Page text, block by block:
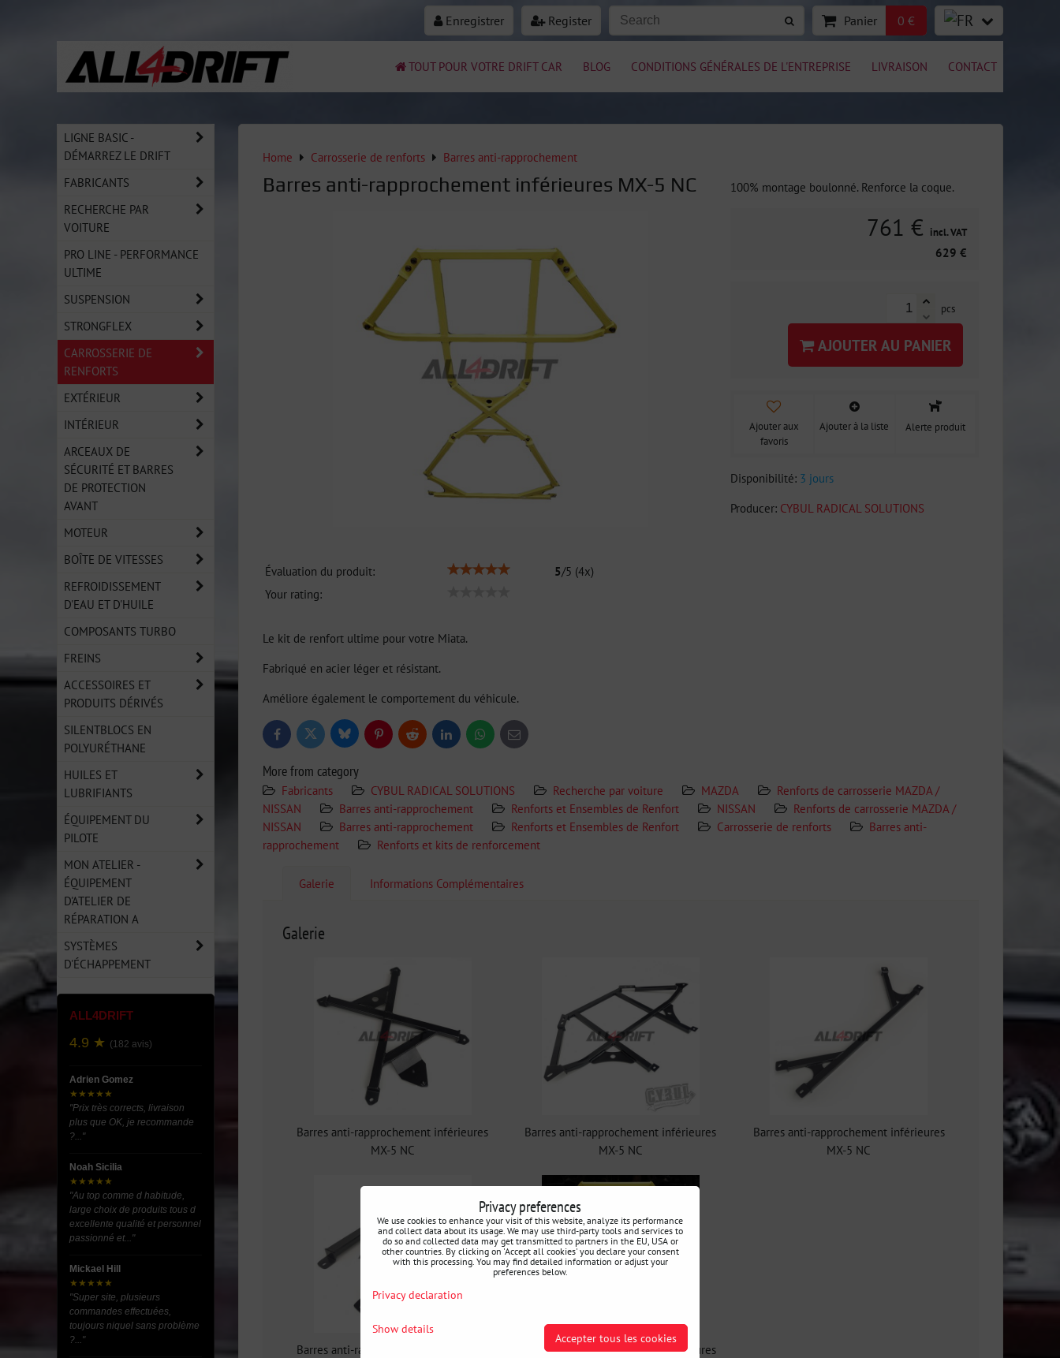
Enregistrer Register Panier 0 €
TOUT POUR VOTRE DRIFT CAR BLOG CONDITIONS GÉNÉRALES DE L'ENTREPRISE LIVRAISON CONTACT
Home Carrosserie de renforts Barres anti-rapprochement
Barres anti-rapprochement inférieures MX-5 NC
Évaluation du produit: 5/5 (4x)
Your rating:
100% montage boulonné. Renforce la coque.
761 € incl. VAT
629 €
pcs
AJOUTER AU PANIER
Ajouter aux
favoris
Ajouter à la liste Alerte produit
Disponibilité: 3 jours
Producer: CYBUL RADICAL SOLUTIONS
Le kit de renfort ultime pour votre Miata.
Fabriqué en acier léger et résistant.
Améliore également le comportement du véhicule.
FacebookTwitter BlueskyPinterestReddit LinkedInWhatsApp
E-
mail
More from category
Fabricants CYBUL RADICAL SOLUTIONS Recherche par voiture MAZDA
Renforts de carrosserie MAZDA /
NISSAN
Barres anti-rapprochement Renforts et Ensembles de Renfort NISSAN
Renforts de carrosserie MAZDA /
NISSAN
Barres anti-rapprochement Renforts et Ensembles de Renfort Carrosserie de renforts
Barres anti-
rapprochement
Renforts et kits de renforcement
Galerie Informations Complémentaires
Galerie
Barres anti-rapprochement inférieures
MX-5 NC
Barres anti-rapprochement inférieures
MX-5 NC
Barres anti-rapprochement inférieures
MX-5 NC
Barres anti-rapprochement inférieures
Barres anti-rapprochement inférieures
LIGNE BASIC -
DÉMARREZ LE DRIFT
FABRICANTS
RECHERCHE PAR
VOITURE
PRO LINE - PERFORMANCE
ULTIME
SUSPENSION
STRONGFLEX
CARROSSERIE DE
RENFORTS
EXTÉRIEUR
INTÉRIEUR
ARCEAUX DE
SÉCURITÉ ET BARRES
DE PROTECTION
AVANT
MOTEUR
BOÎTE DE VITESSES
REFROIDISSEMENT
D'EAU ET D'HUILE
COMPOSANTS TURBO
FREINS
ACCESSOIRES ET
PRODUITS DÉRIVÉS
SILENTBLOCS EN
POLYURÉTHANE
HUILES ET
LUBRIFIANTS
ÉQUIPEMENT DU
PILOTE
MON ATELIER -
ÉQUIPEMENT
D'ATELIER DE
RÉPARATION A
SYSTÈMES
D'ÉCHAPPEMENT
ALL4DRIFT
4.9 ★ (182 avis)
Adrien Gomez
★★★★★
"Prix très corrects, livraison
plus que OK, je recommande
?..."
Noah Sicilia
★★★★★
"Au top comme d habitude,
large choix de produits tous d
excellente qualité et personnel
passionné et..."
Mickael Hill
★★★★★
"Super site, plusieurs
commandes effectuées,
toujours niquel sans problème
?..."
Privacy preferences
We use cookies to enhance your visit of this website, analyze its performance
and collect data about its usage. We may use third-party tools and services to
do so and collected data may get transmitted to partners in the EU, USA or
other countries. By clicking on 'Accept all cookies' you declare your consent
with this processing. You may find detailed information or adjust your
preferences below.
Privacy declaration
Show details
Accepter tous les cookies